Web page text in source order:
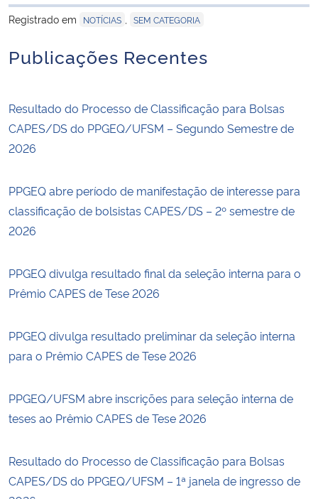
Registrado em
NOTÍCIAS SEM CATEGORIA
Publicações Recentes
Resultado do Processo de Classificação para Bolsas
CAPES/DS do PPGEQ/UFSM – Segundo Semestre de
2026
PPGEQ abre período de manifestação de interesse para
classificação de bolsistas CAPES/DS – 2º semestre de
2026
PPGEQ divulga resultado final da seleção interna para o
Prêmio CAPES de Tese 2026
PPGEQ divulga resultado preliminar da seleção interna
para o Prêmio CAPES de Tese 2026
PPGEQ/UFSM abre inscrições para seleção interna de
teses ao Prêmio CAPES de Tese 2026
Resultado do Processo de Classificação para Bolsas
CAPES/DS do PPGEQ/UFSM – 1ª janela de ingresso de